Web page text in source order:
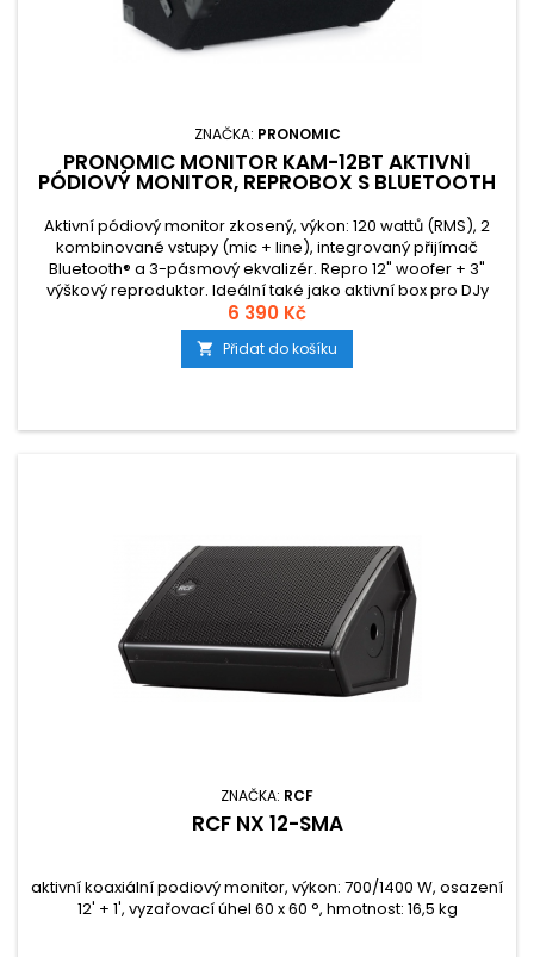
ZNAČKA: PRONOMIC
PRONOMIC MONITOR KAM-12BT AKTIVNÍ
PÓDIOVÝ MONITOR, REPROBOX S BLUETOOTH
Aktivní pódiový monitor zkosený, výkon: 120 wattů (RMS), 2
kombinované vstupy (mic + line), integrovaný přijímač
Bluetooth® a 3-pásmový ekvalizér. Repro 12" woofer + 3"
výškový reproduktor. Ideální také jako aktivní box pro DJy
nebo jako PA box pro menší prostory. Frekvenční rozsah 60
Hz - 18 kHz, max. akustický tlak 120 dB SPL.
6 390 Kč
 Přidat do košíku
ZNAČKA: RCF
RCF NX 12-SMA
aktivní koaxiální podiový monitor, výkon: 700/1400 W, osazení
12' + 1', vyzařovací úhel 60 x 60 °, hmotnost: 16,5 kg